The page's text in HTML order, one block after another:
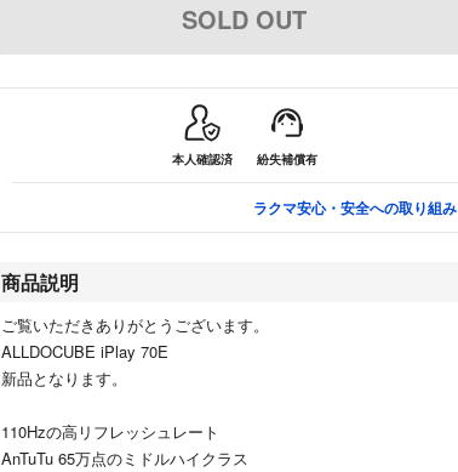
SOLD OUT
本人確認済 紛失補償有
ラクマ安心・安全への取り組み
商品説明
ご覧いただきありがとうございます。
ALLDOCUBE iPlay 70E
新品となります。
110Hzの高リフレッシュレート
AnTuTu 65万点のミドルハイクラス